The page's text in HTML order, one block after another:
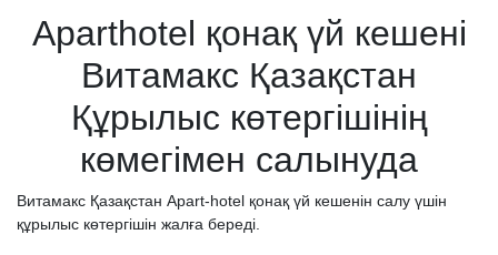
Aparthotel қонақ үй кешені
Витамакс Қазақстан
Құрылыс көтергішінің
көмегімен салынуда
Витамакс Қазақстан Apart-hotel қонақ үй кешенін салу үшін
құрылыс көтергішін жалға береді.